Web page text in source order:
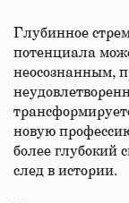
Глубинное
потенциала
неосознанным,
новую
более глубокий
след в истории.